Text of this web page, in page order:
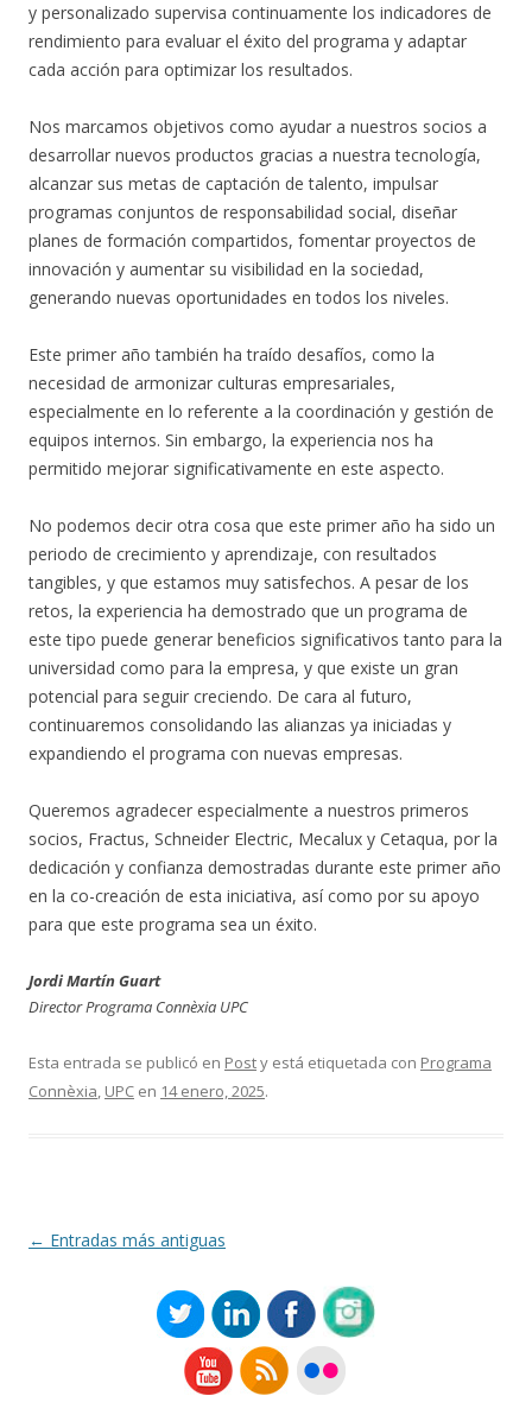
y personalizado supervisa continuamente los indicadores de
rendimiento para evaluar el éxito del programa y adaptar
cada acción para optimizar los resultados.
Nos marcamos objetivos como ayudar a nuestros socios a
desarrollar nuevos productos gracias a nuestra tecnología,
alcanzar sus metas de captación de talento, impulsar
programas conjuntos de responsabilidad social, diseñar
planes de formación compartidos, fomentar proyectos de
innovación y aumentar su visibilidad en la sociedad,
generando nuevas oportunidades en todos los niveles.
Este primer año también ha traído desafíos, como la
necesidad de armonizar culturas empresariales,
especialmente en lo referente a la coordinación y gestión de
equipos internos. Sin embargo, la experiencia nos ha
permitido mejorar significativamente en este aspecto.
No podemos decir otra cosa que este primer año ha sido un
periodo de crecimiento y aprendizaje, con resultados
tangibles, y que estamos muy satisfechos. A pesar de los
retos, la experiencia ha demostrado que un programa de
este tipo puede generar beneficios significativos tanto para la
universidad como para la empresa, y que existe un gran
potencial para seguir creciendo. De cara al futuro,
continuaremos consolidando las alianzas ya iniciadas y
expandiendo el programa con nuevas empresas.
Queremos agradecer especialmente a nuestros primeros
socios, Fractus, Schneider Electric, Mecalux y Cetaqua, por la
dedicación y confianza demostradas durante este primer año
en la co-creación de esta iniciativa, así como por su apoyo
para que este programa sea un éxito.
Jordi Martín Guart
Director Programa Connèxia UPC
Esta entrada se publicó en Posty está etiquetada con Programa
Connèxia, UPC en 14 enero, 2025.
Navegación
← Entradas más antiguas